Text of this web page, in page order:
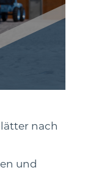
nach
und